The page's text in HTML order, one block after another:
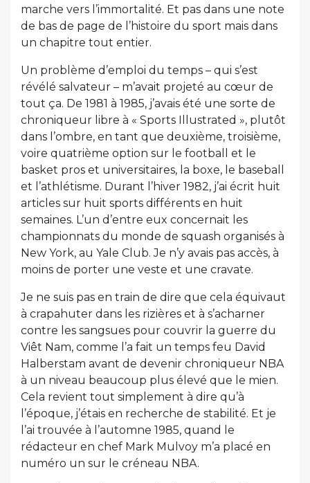
marche vers l’immortalité. Et pas dans une note
de bas de page de l’histoire du sport mais dans
un chapitre tout entier.
Un problème d’emploi du temps – qui s’est
révélé salvateur – m’avait projeté au cœur de
tout ça. De 1981 à 1985, j’avais été une sorte de
chroniqueur libre à « Sports Illustrated », plutôt
dans l’ombre, en tant que deuxième, troisième,
voire quatrième option sur le football et le
basket pros et universitaires, la boxe, le baseball
et l’athlétisme. Durant l’hiver 1982, j’ai écrit huit
articles sur huit sports différents en huit
semaines. L’un d’entre eux concernait les
championnats du monde de squash organisés à
New York, au Yale Club. Je n’y avais pas accès, à
moins de porter une veste et une cravate.
Je ne suis pas en train de dire que cela équivaut
à crapahuter dans les rizières et à s’acharner
contre les sangsues pour couvrir la guerre du
Viêt Nam, comme l’a fait un temps feu David
Halberstam avant de devenir chroniqueur NBA
à un niveau beaucoup plus élevé que le mien.
Cela revient tout simplement à dire qu’à
l’époque, j’étais en recherche de stabilité. Et je
l’ai trouvée à l’automne 1985, quand le
rédacteur en chef Mark Mulvoy m’a placé en
numéro un sur le créneau NBA.